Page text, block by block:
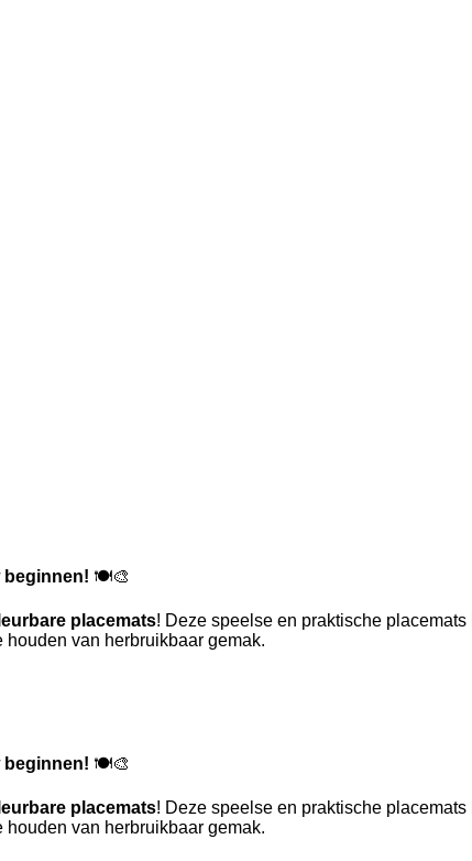
beginnen! 🍽️🎨
placemats! Deze speelse en praktische
van herbruikbaar gemak.
beginnen! 🍽️🎨
placemats! Deze speelse en praktische
van herbruikbaar gemak.